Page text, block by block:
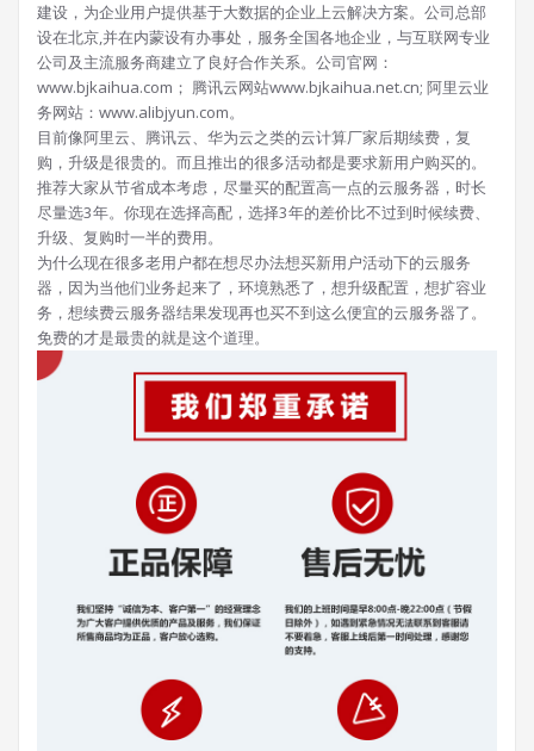
建设，为企业用户提供基于大数据的企业上云解决方案。公司总部
设在北京,并在内蒙设有办事处，服务全国各地企业，与互联网专业
公司及主流服务商建立了良好合作关系。公司官网：
www.bjkaihua.com； 腾讯云网站www.bjkaihua.net.cn; 阿里云业
务网站：www.alibjyun.com。
目前像阿里云、腾讯云、华为云之类的云计算厂家后期续费，复
购，升级是很贵的。而且推出的很多活动都是要求新用户购买的。
推荐大家从节省成本考虑，尽量买的配置高一点的云服务器，时长
尽量选3年。你现在选择高配，选择3年的差价比不过到时候续费、
升级、复购时一半的费用。
为什么现在很多老用户都在想尽办法想买新用户活动下的云服务
器，因为当他们业务起来了，环境熟悉了，想升级配置，想扩容业
务，想续费云服务器结果发现再也买不到这么便宜的云服务器了。
免费的才是最贵的就是这个道理。